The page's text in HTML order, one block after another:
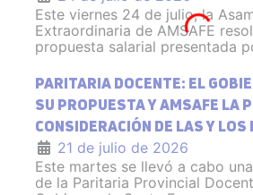
Este viernes 24 de julio, la
Extraordinaria de AMSAFE
propuesta salarial presentada
PARITARIA DOCENTE: EL
SU PROPUESTA Y AMSAFE LA
CONSIDERACIÓN DE LAS Y LOS
21 de julio de 2026
Este martes se llevó a cabo
de la Paritaria Provincial